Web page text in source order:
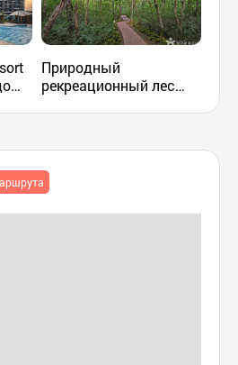
Природный
рекреационный лес